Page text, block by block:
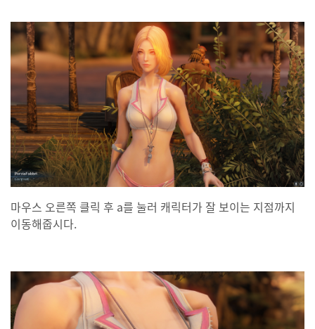
마우스 오른쪽 클릭 후 a를 눌러 캐릭터가 잘 보이는 지점까지
이동해줍시다.